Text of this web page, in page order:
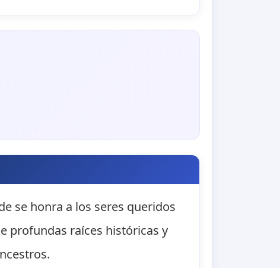
se honra a los seres queridos
profundas raíces históricas y